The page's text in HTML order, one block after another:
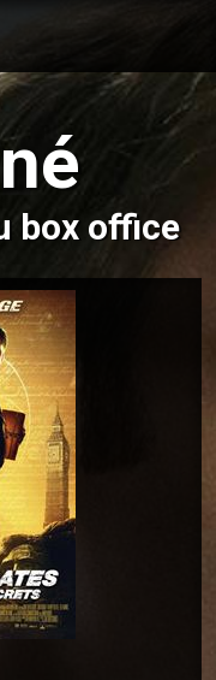
box office